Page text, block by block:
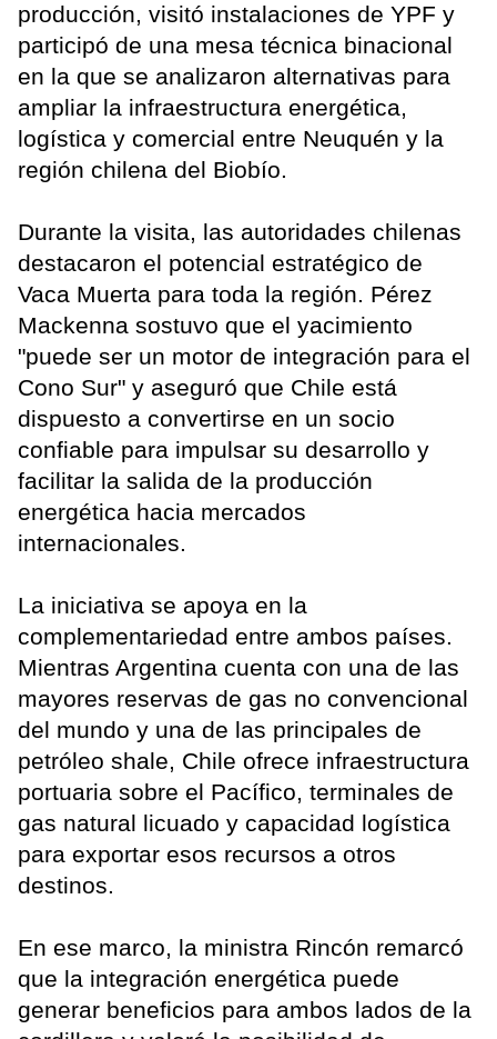
producción, visitó instalaciones de YPF y
participó de una mesa técnica binacional
en la que se analizaron alternativas para
ampliar la infraestructura energética,
logística y comercial entre Neuquén y la
región chilena del Biobío.
Durante la visita, las autoridades chilenas
destacaron el potencial estratégico de
Vaca Muerta para toda la región. Pérez
Mackenna sostuvo que el yacimiento
"puede ser un motor de integración para el
Cono Sur" y aseguró que Chile está
dispuesto a convertirse en un socio
confiable para impulsar su desarrollo y
facilitar la salida de la producción
energética hacia mercados
internacionales.
La iniciativa se apoya en la
complementariedad entre ambos países.
Mientras Argentina cuenta con una de las
mayores reservas de gas no convencional
del mundo y una de las principales de
petróleo shale, Chile ofrece infraestructura
portuaria sobre el Pacífico, terminales de
gas natural licuado y capacidad logística
para exportar esos recursos a otros
destinos.
En ese marco, la ministra Rincón remarcó
que la integración energética puede
generar beneficios para ambos lados de la